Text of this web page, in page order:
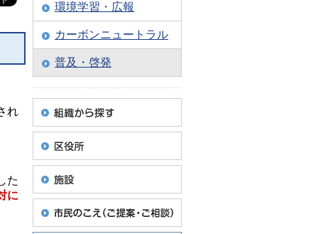
れ
た
に
環境学習・広報
カーボンニュートラル
普及・啓発